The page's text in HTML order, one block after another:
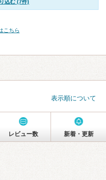
込む (7件)
こちら
表示順について
レビュー数 新着・更新